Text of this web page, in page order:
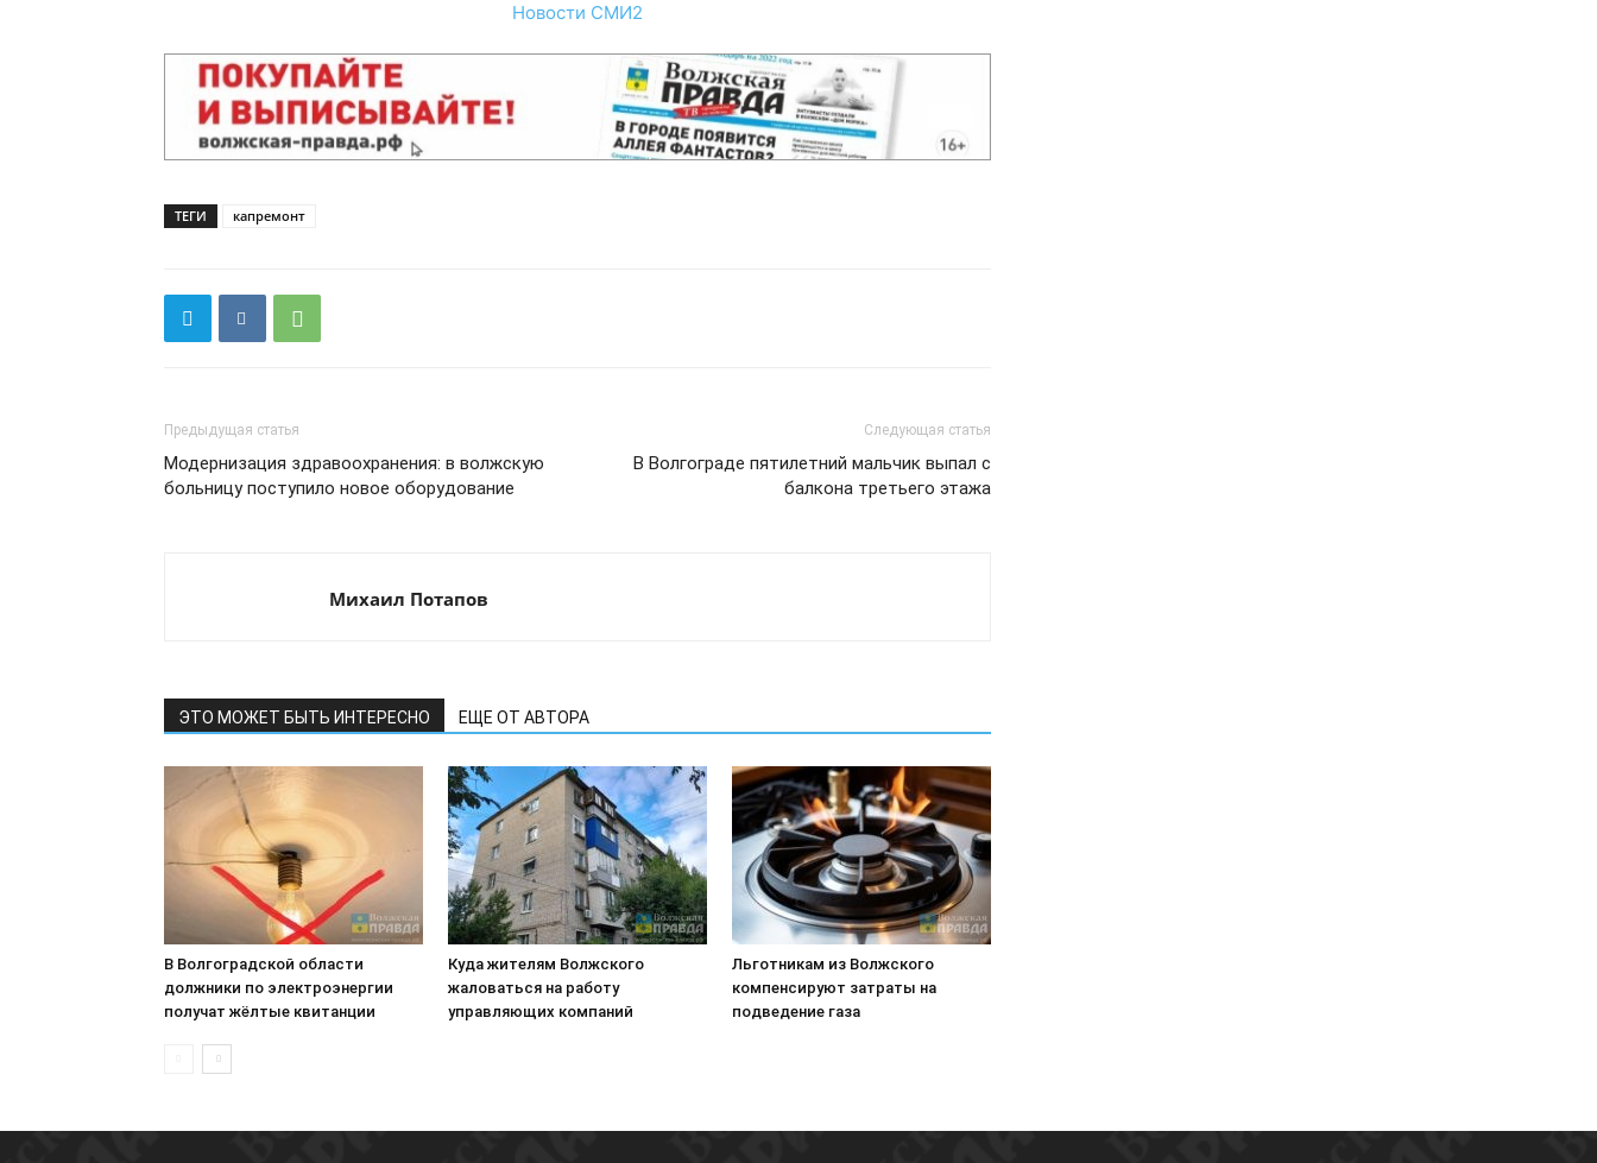
Новости СМИ2
ТЕГИ капремонт
Предыдущая статья
Модернизация здравоохранения: в волжскую
больницу поступило новое оборудование
Следующая статья
В Волгограде пятилетний мальчик выпал с
балкона третьего этажа
Михаил Потапов
ЭТО МОЖЕТ БЫТЬ ИНТЕРЕСНО ЕЩЕ ОТ АВТОРА
В Волгоградской области
должники по электроэнергии
получат жёлтые квитанции
Куда жителям Волжского
жаловаться на работу
управляющих компаний
Льготникам из Волжского
компенсируют затраты на
подведение газа